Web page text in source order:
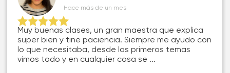
Hace más de un mes
Muy buenas clases, un gran maestra que explica
super bien y tine paciencia. Siempre me ayudo con
lo que necesitaba, desde los primeros temas
vimos todo y en cualquier cosa se ...